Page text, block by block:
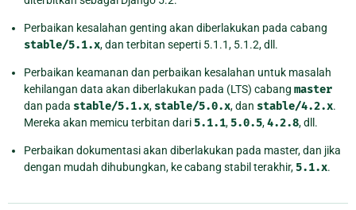
Perbaikan kesalahan genting akan diberlakukan pada cabang
stable/5.1.x, dan terbitan seperti 5.1.1, 5.1.2, dll.
Perbaikan keamanan dan perbaikan kesalahan untuk masalah
kehilangan data akan diberlakukan pada (LTS) cabang master
dan pada stable/5.1.x, stable/5.0.x, dan stable/4.2.x.
Mereka akan memicu terbitan dari5.1.1,5.0.5,4.2.8, dll.
Perbaikan dokumentasi akan diberlakukan pada master, dan jika
dengan mudah dihubungkan, ke cabang stabil terakhir,5.1.x.